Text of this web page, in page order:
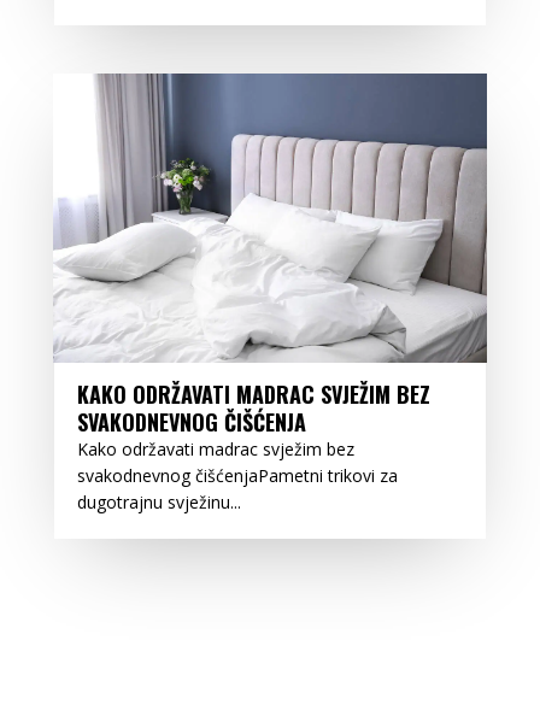
KAKO ODRŽAVATI MADRAC SVJEŽIM BEZ
SVAKODNEVNOG ČIŠĆENJA
Kako održavati madrac svježim bez
svakodnevnog čišćenjaPametni trikovi za
dugotrajnu svježinu...